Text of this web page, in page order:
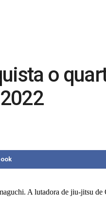
o
A lutadora de jiu-jitsu de